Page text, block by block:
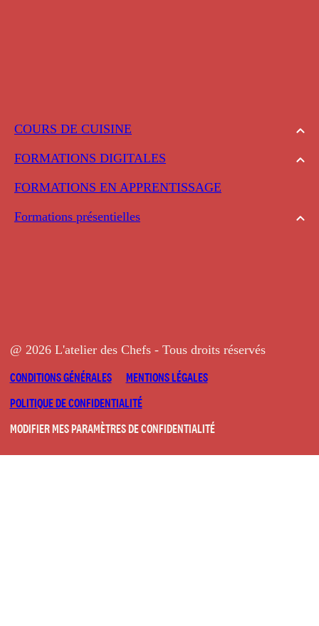
COURS DE CUISINE
FORMATIONS DIGITALES
FORMATIONS EN APPRENTISSAGE
Formations présentielles
@ 2026 L'atelier des Chefs - Tous droits réservés
CONDITIONS GÉNÉRALES
MENTIONS LÉGALES
POLITIQUE DE CONFIDENTIALITÉ
MODIFIER MES PARAMÈTRES DE CONFIDENTIALITÉ